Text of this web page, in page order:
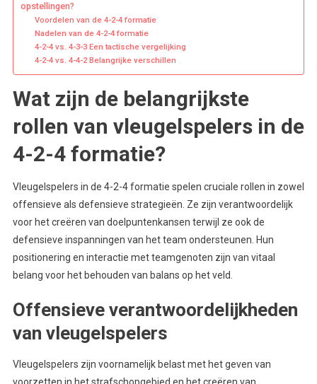
opstellingen?
Voordelen van de 4-2-4 formatie
Nadelen van de 4-2-4 formatie
4-2-4 vs. 4-3-3 Een tactische vergelijking
4-2-4 vs. 4-4-2 Belangrijke verschillen
Wat zijn de belangrijkste
rollen van vleugelspelers in de
4-2-4 formatie?
Vleugelspelers in de 4-2-4 formatie spelen cruciale rollen in zowel
offensieve als defensieve strategieën. Ze zijn verantwoordelijk
voor het creëren van doelpuntenkansen terwijl ze ook de
defensieve inspanningen van het team ondersteunen. Hun
positionering en interactie met teamgenoten zijn van vitaal
belang voor het behouden van balans op het veld.
Offensieve verantwoordelijkheden
van vleugelspelers
Vleugelspelers zijn voornamelijk belast met het geven van